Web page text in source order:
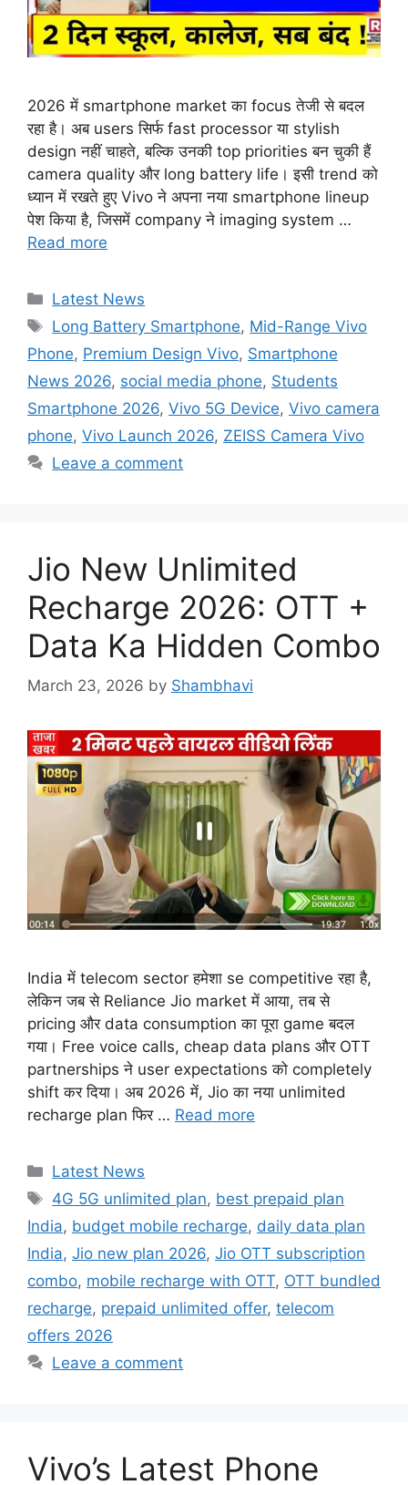
2026 में smartphone market का focus तेजी से बदल
रहा है। अब users सिर्फ fast processor या stylish
design नहीं चाहते, बल्कि उनकी top priorities बन चुकी हैं
camera quality और long battery life। इसी trend को
ध्यान में रखते हुए Vivo ने अपना नया smartphone lineup
पेश किया है, जिसमें company ने imaging system …
Read more
Categories
Latest News
Tags
Long Battery Smartphone, Mid-Range Vivo
Phone, Premium Design Vivo, Smartphone
News 2026, social media phone, Students
Smartphone 2026, Vivo 5G Device, Vivo camera
phone, Vivo Launch 2026, ZEISS Camera Vivo
Leave a comment
Jio New Unlimited
Recharge 2026: OTT +
Data Ka Hidden Combo
March 23, 2026 by Shambhavi
India में telecom sector हमेशा se competitive रहा है,
लेकिन जब से Reliance Jio market में आया, तब से
pricing और data consumption का पूरा game बदल
गया। Free voice calls, cheap data plans और OTT
partnerships ने user expectations को completely
shift कर दिया। अब 2026 में, Jio का नया unlimited
recharge plan फिर … Read more
Categories
Latest News
Tags
4G 5G unlimited plan, best prepaid plan
India, budget mobile recharge, daily data plan
India, Jio new plan 2026, Jio OTT subscription
combo, mobile recharge with OTT, OTT bundled
recharge, prepaid unlimited offer, telecom
offers 2026
Leave a comment
Vivo’s Latest Phone